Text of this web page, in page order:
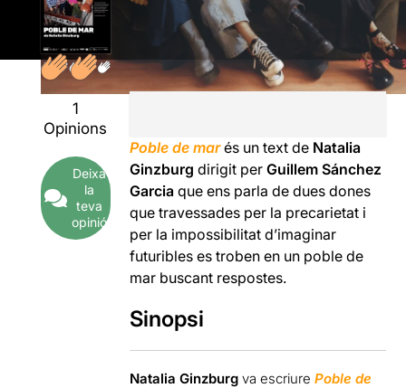
1
Opinions
Deixa
la
teva
opinió
Poble de marés un text de Natalia
Ginzburg dirigit perGuillem Sánchez
Garciaque ens parla de dues dones
que travessades per la precarietat i
per la impossibilitat d’imaginar
futuribles es troben en un poble de
mar buscant respostes.
Sinopsi
Natalia Ginzburg va escriurePoble de